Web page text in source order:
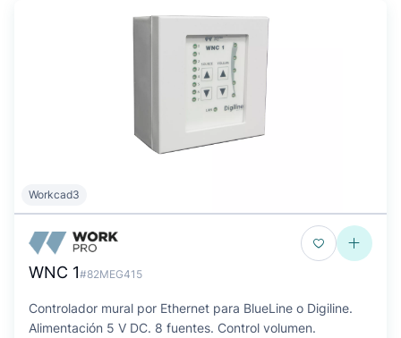
Workcad3
WNC 1#82MEG415
Controlador mural por Ethernet para BlueLine o Digiline.
Alimentación 5 V DC. 8 fuentes. Control volumen.